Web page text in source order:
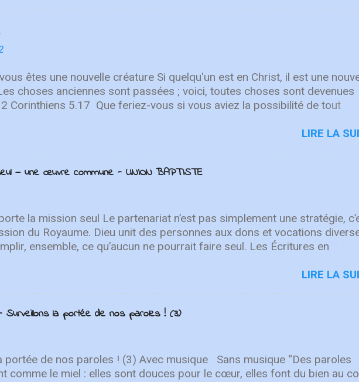
You" , une toute nouvelle chanson qui fait place à l'adoration et à la
Le deuxième single de leur prochain EP de printemps "Here's To The
qui nous ramène à notre Sauveur...
êtes une nouvelle créature Si quelqu'un est en Christ, il est une
choses anciennes sont passées ; voici, toutes choses sont devenues
2 Corinthiens 5.17 Que feriez-vous si vous aviez la possibilité de tout
à... Par John Roos Audio Vidéo Get new posts by email: Subscribe
LIRE LA
— une œuvre commune - UNION BAPTISTE
la mission seul Le partenariat n’est pas simplement une stratégie,
du Royaume. Dieu unit des personnes aux dons et vocations
ensemble, ce qu’aucun ne pourrait faire seul. Les Écritures en
régions se rassemblent pour servir le peuple de Dieu. Dans Actes 21,
l’Union. Dès 1840, Henriette Feller, Louis Roussy et les missionnaires
tissé des liens au-delà des frontières, soutenus par des amis des États-
du partenariat au service de l’Évangile. Aujourd’hui encore, nos
demeurent essentiels. Aucune œuvre ...
LIRE LA
la portée de nos paroles ! (3)
portée de nos paroles ! (3) Avec musique Sans musique “Des paroles
comme le miel : elles sont douces pour le cœur, elles font du bien au